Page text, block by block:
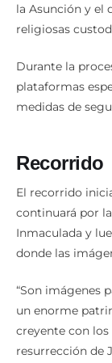
la Asunción y el
religiosas
Durante la
plataformas
medidas de
Recorrido
El recorrido
continuará por
Inmaculada y
donde las
“Son imágenes
un enorme
creyente con
resurrección de